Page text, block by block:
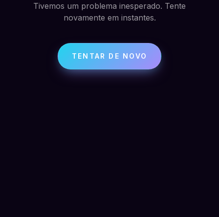
Tivemos um problema inesperado. Tente
novamente em instantes.
TENTAR DE NOVO